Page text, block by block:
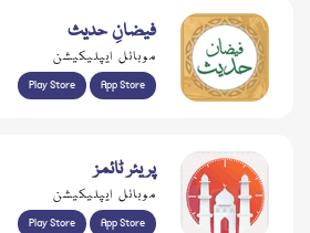
فیضانِ حدیث
موبائل ایپلیکیشن
Play Store App Store
پریئر ٹائمز
موبائل ایپلیکیشن
Play Store App Store